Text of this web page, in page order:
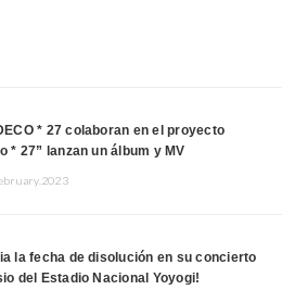
* 27 colaboran en el proyecto
* 27” lanzan un álbum y MV
la fecha de disolución en su concierto
del Estadio Nacional Yoyogi!